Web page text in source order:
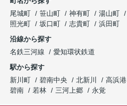
尾城町
笹山町 神有町 湯山町
照光町
坂口町 志貴町
浜田町
沿線から探す
名鉄三河線
愛知環状鉄道
駅から探す
新川町
碧南中央 北新川 高浜港
碧南
若林 三河上郷 永覚